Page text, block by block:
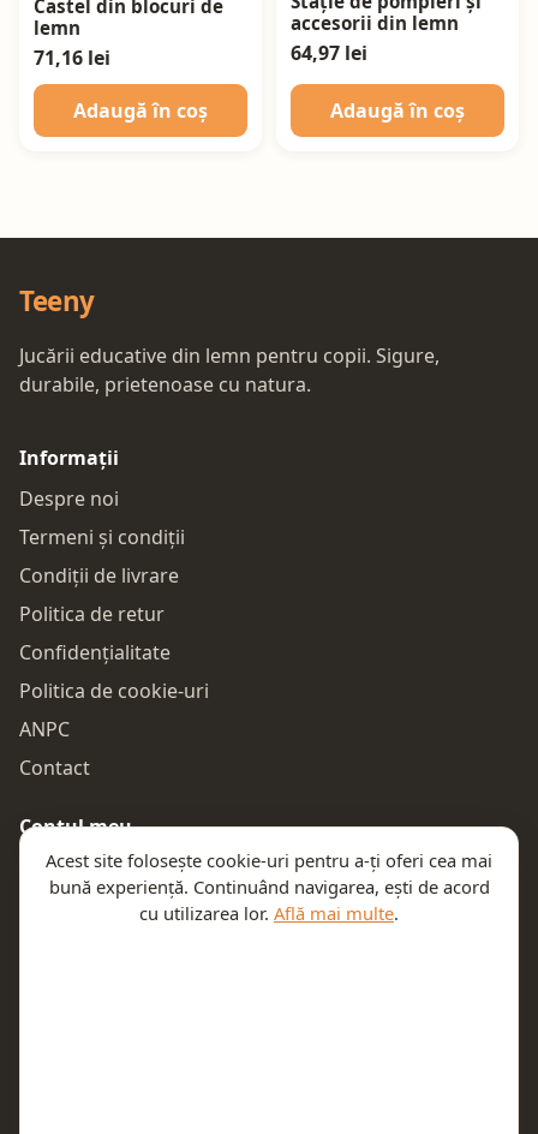
Castel din blocuri de
lemn
71,16 lei
Adaugă în coș
accesorii din lemn
64,97 lei
Adaugă în coș
Teeny
Jucării educative din lemn pentru copii. Sigure,
durabile, prietenoase cu natura.
Informații
Despre noi
Termeni și condiții
Condiții de livrare
Politica de retur
Confidențialitate
Politica de cookie-uri
ANPC
Contact
Contul meu
Autentificare
Comenzile mele
Acest site folosește cookie-uri pentru a-ți oferi cea mai
bună experiență. Continuând navigarea, ești de acord
cu utilizarea lor. Află mai multe.